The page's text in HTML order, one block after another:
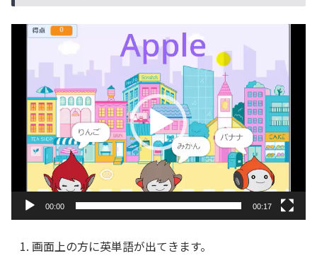
00:00 00:17
画面上の方に英単語が出てきます。